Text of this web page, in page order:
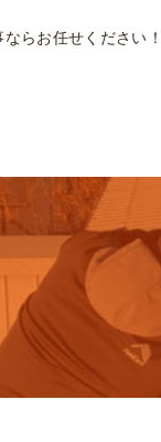
らお任せください！